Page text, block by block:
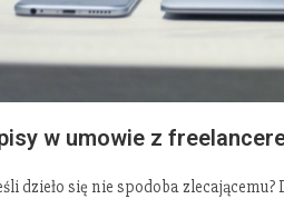
w umowie z
dzieło się nie spodoba